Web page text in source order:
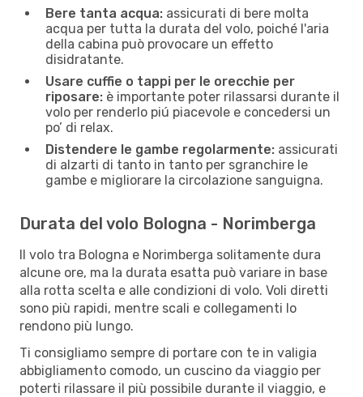
Bere tanta acqua: assicurati di bere molta
acqua per tutta la durata del volo, poiché l'aria
della cabina può provocare un effetto
disidratante.
Usare cuffie o tappi per le orecchie per
riposare: è importante poter rilassarsi durante il
volo per renderlo piú piacevole e concedersi un
po’ di relax.
Distendere le gambe regolarmente: assicurati
di alzarti di tanto in tanto per sgranchire le
gambe e migliorare la circolazione sanguigna.
Durata del volo Bologna - Norimberga
Il volo tra Bologna e Norimberga solitamente dura
alcune ore, ma la durata esatta può variare in base
alla rotta scelta e alle condizioni di volo. Voli diretti
sono più rapidi, mentre scali e collegamenti lo
rendono più lungo.
Ti consigliamo sempre di portare con te in valigia
abbigliamento comodo, un cuscino da viaggio per
poterti rilassare il più possibile durante il viaggio, e